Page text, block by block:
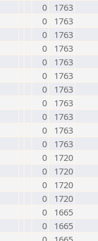
0
1763
0
1763
0
1763
0
1763
0
1763
0
1763
0
1763
0
1763
0
1763
0
1763
0
1763
0
1720
0
1720
0
1720
0
1720
0
1665
0
1665